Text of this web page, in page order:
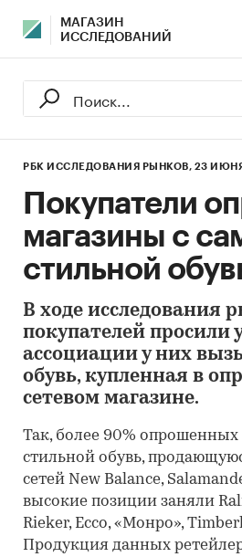
МАГАЗИН
ИССЛЕДОВАНИЙ
РБК ИССЛЕДОВАНИЯ РЫНКОВ, 23
Покупатели
магазины с
стильной
В ходе исследования
покупателей просили
ассоциации у них
обувь, купленная в
сетевом магазине.
Так, более 90%
стильной обувь,
сетей New Balance,
высокие позиции заняли
Rieker, Ecco, «Монро»,
Продукция данных